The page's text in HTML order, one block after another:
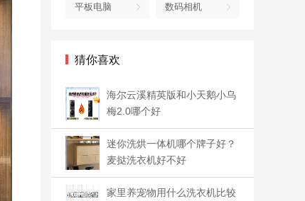
平板电脑 数码相机
猜你喜欢
海尔云溪精英版和小天鹅小乌
梅2.0哪个好
迷你洗烘一体机哪个牌子好？
麦挞洗衣机好不好
家里养宠物用什么洗衣机比较